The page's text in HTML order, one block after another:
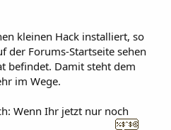
kleinen Hack installiert, so
der Forums-Startseite sehen
befindet. Damit steht dem
im Wege.
Wenn Ihr jetzt nur noch